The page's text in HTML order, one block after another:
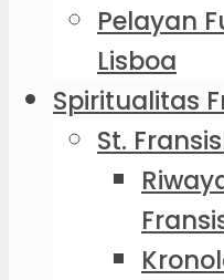
Pelayan
Lisboa
Spiritualitas
St.